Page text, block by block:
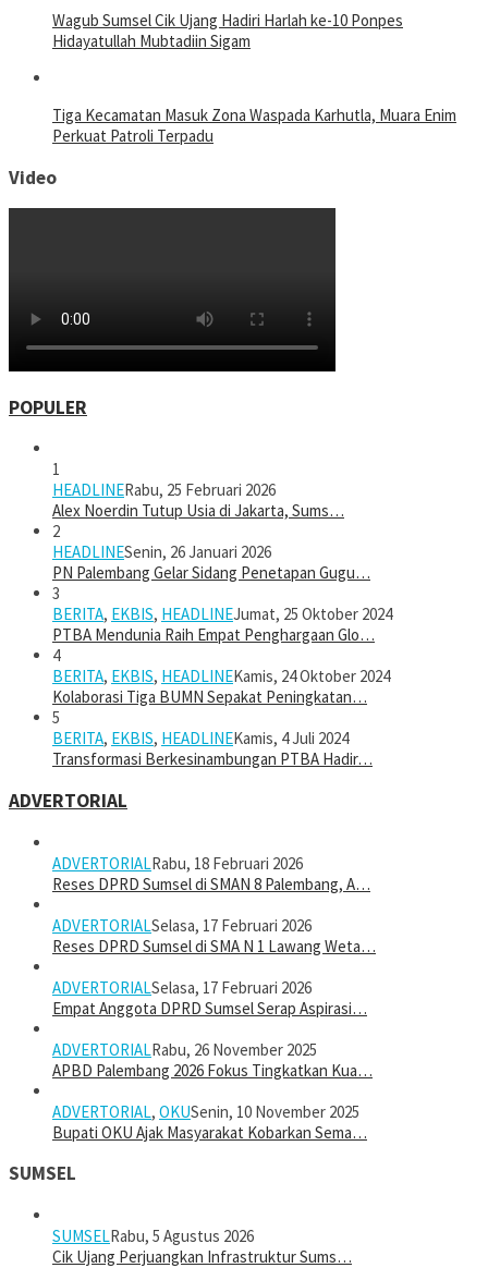
Wagub Sumsel Cik Ujang Hadiri Harlah ke-10 Ponpes
Hidayatullah Mubtadiin Sigam
Tiga Kecamatan Masuk Zona Waspada Karhutla, Muara Enim
Perkuat Patroli Terpadu
Video
POPULER
1
HEADLINERabu, 25 Februari 2026
Alex Noerdin Tutup Usia di Jakarta, Sums…
2
HEADLINESenin, 26 Januari 2026
PN Palembang Gelar Sidang Penetapan Gugu…
3
BERITA, EKBIS, HEADLINEJumat, 25 Oktober 2024
PTBA Mendunia Raih Empat Penghargaan Glo…
4
BERITA, EKBIS, HEADLINEKamis, 24 Oktober 2024
Kolaborasi Tiga BUMN Sepakat Peningkatan…
5
BERITA, EKBIS, HEADLINEKamis, 4 Juli 2024
Transformasi Berkesinambungan PTBA Hadir…
ADVERTORIAL
ADVERTORIALRabu, 18 Februari 2026
Reses DPRD Sumsel di SMAN 8 Palembang, A…
ADVERTORIALSelasa, 17 Februari 2026
Reses DPRD Sumsel di SMA N 1 Lawang Weta…
ADVERTORIALSelasa, 17 Februari 2026
Empat Anggota DPRD Sumsel Serap Aspirasi…
ADVERTORIALRabu, 26 November 2025
APBD Palembang 2026 Fokus Tingkatkan Kua…
ADVERTORIAL, OKUSenin, 10 November 2025
Bupati OKU Ajak Masyarakat Kobarkan Sema…
SUMSEL
SUMSELRabu, 5 Agustus 2026
Cik Ujang Perjuangkan Infrastruktur Sums…